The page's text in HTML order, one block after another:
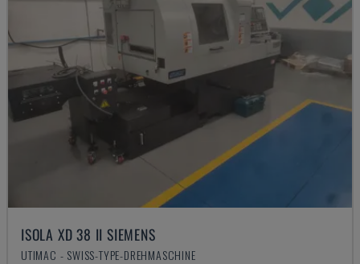
ISOLA XD 38 II SIEMENS
UTIMAC - SWISS-TYPE-DREHMASCHINE